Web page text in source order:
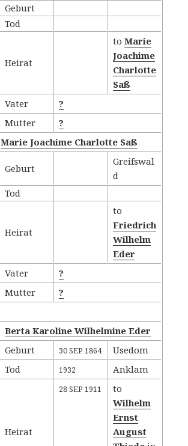
Geburt
Tod
Heirat
to Marie
Joachime
Charlotte
Saß
Vater
?
Mutter
?
Marie Joachime Charlotte Saß
Geburt
Greifswal
d
Tod
Heirat
to
Friedrich
Wilhelm
Eder
Vater
?
Mutter
?
Berta Karoline Wilhelmine Eder
Geburt
30 SEP 1864
Usedom
Tod
1932 Anklam
Heirat
28 SEP 1911
to
Wilhelm
Ernst
August